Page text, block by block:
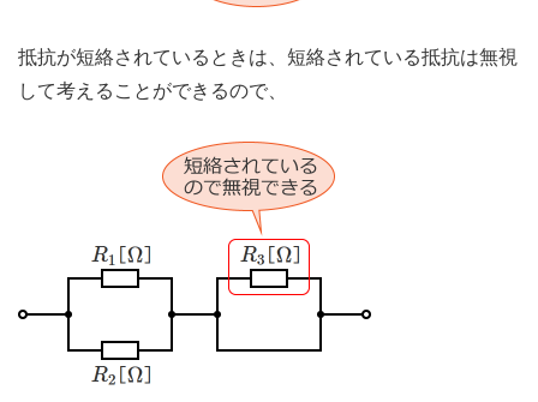
抵抗が短絡されているときは、短絡されている抵抗は無視
して考えることができるので、